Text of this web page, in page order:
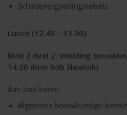
Schadevergoedingstelsels
Lunch (12.45 – 13.30)
Blok 2 deel 2: Inleiding
14.30 door Rob Sleurink)
Aan bod komt:
Algemene bouwkundige